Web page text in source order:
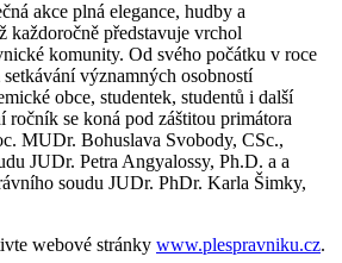
akce plná elegance, hudby a
každoročně představuje vrchol
komunity. Od svého počátku v roce
setkávání významných osobností
obce, studentek, studentů i další
ročník se koná pod záštitou primátora
MUDr. Bohuslava Svobody, CSc.,
JUDr. Petra Angyalossy, Ph.D. a a
soudu JUDr. PhDr. Karla Šimky,
webové stránky www.plespravniku.cz.